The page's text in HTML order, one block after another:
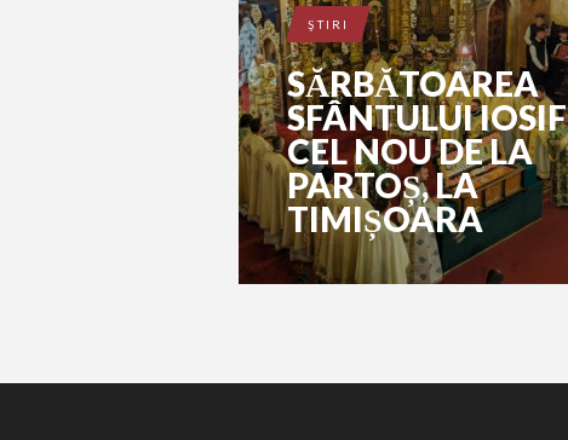
ŞTIRI
SĂRBĂTOAREA
SFÂNTULUI IOSIF
CEL NOU DE LA
PARTOȘ, LA
TIMIȘOARA